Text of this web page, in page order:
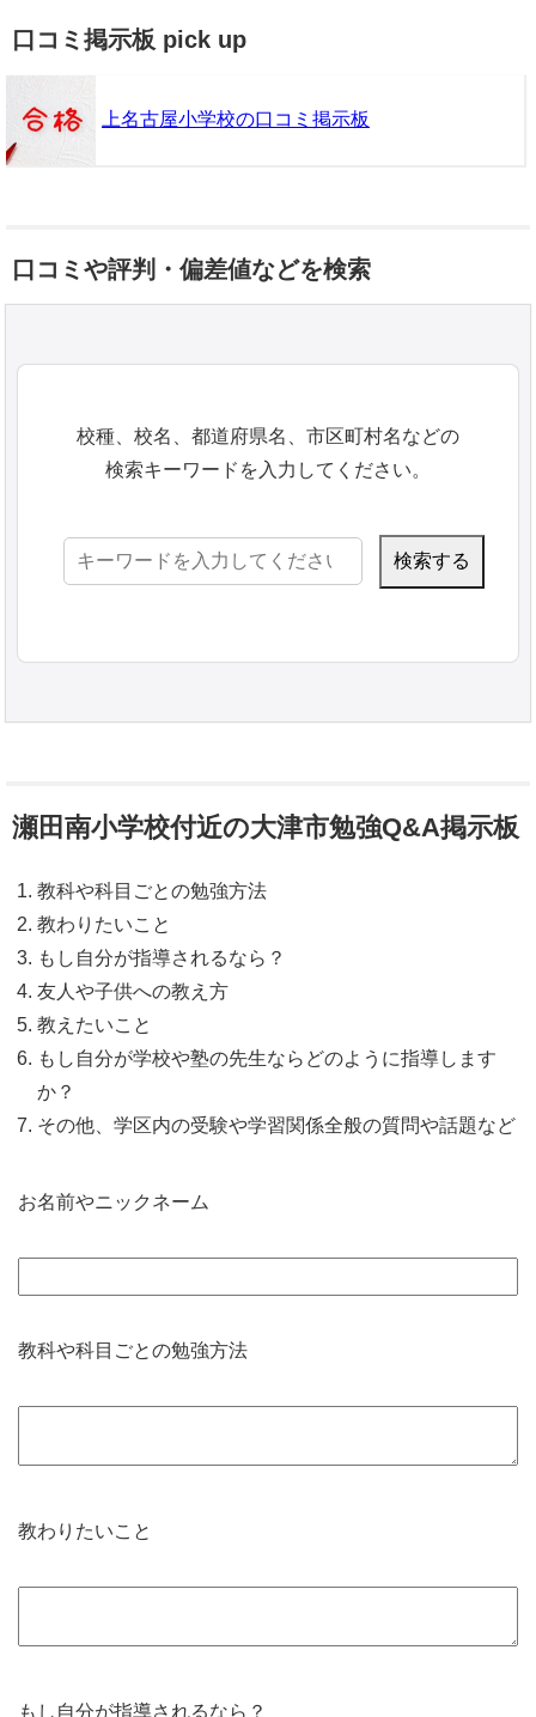
口コミ掲示板 pick up
上名古屋小学校の口コミ掲示板
口コミや評判・偏差値などを検索
校種、校名、都道府県名、市区町村名などの
検索キーワードを入力してください。
検
瀬田南小学校付近の大津市勉強Q&A掲示板
教科や科目ごとの勉強方法
教わりたいこと
もし自分が指導されるなら？
友人や子供への教え方
教えたいこと
もし自分が学校や塾の先生ならどのように指導します
か？
その他、学区内の受験や学習関係全般の質問や話題など
お名前やニックネーム
教科や科目ごとの勉強方法
教わりたいこと
もし自分が指導されるなら？